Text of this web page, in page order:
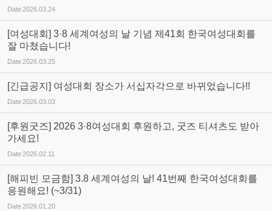
Date2026.03.24
[여성대회] 3·8 세계여성의 날 기념 제41회 한국여성대회를
잘 마쳤습니다!
Date2026.03.25
[긴급공지] 여성대회 장소가 서십자각으로 바뀌었습니다!!
Date2026.03.03
[후원굿즈] 2026 3·8여성대회 후원하고, 굿즈 티셔츠도 받아
가세요!
Date2026.02.11
[해피빈 모금함] 3.8 세계여성의 날! 41번째 한국여성대회를
응원해요! (~3/31)
Date2026.01.20